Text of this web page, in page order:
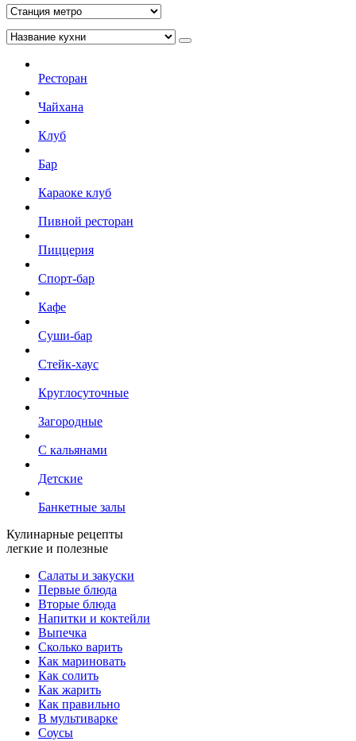
Ресторан
Чайхана
Клуб
Бар
Караоке клуб
Пивной ресторан
Пиццерия
Спорт-бар
Кафе
Суши-бар
Стейк-хаус
Круглосуточные
Загородные
С кальянами
Детские
Банкетные залы
Кулинарные рецепты
легкие и полезные
Салаты и закуски
Первые блюда
Вторые блюда
Напитки и коктейли
Выпечка
Сколько варить
Как мариновать
Как солить
Как жарить
Как правильно
В мультиварке
Соусы